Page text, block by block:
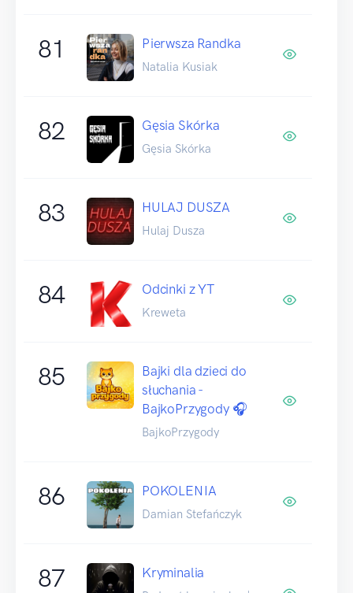
81 Pierwsza Randka
Natalia Kusiak
82 Gęsia Skórka
Gęsia Skórka
83 HULAJ DUSZA
Hulaj Dusza
84 Odcinki z YT
Kreweta
85
Bajki dla dzieci do
słuchania -
BajkoPrzygody 🎧
BajkoPrzygody
86 POKOLENIA
Damian Stefańczyk
87 Kryminalia